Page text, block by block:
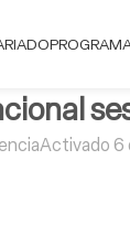
Activado 6